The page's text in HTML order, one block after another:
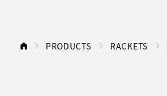
PRODUCTS RACKETS